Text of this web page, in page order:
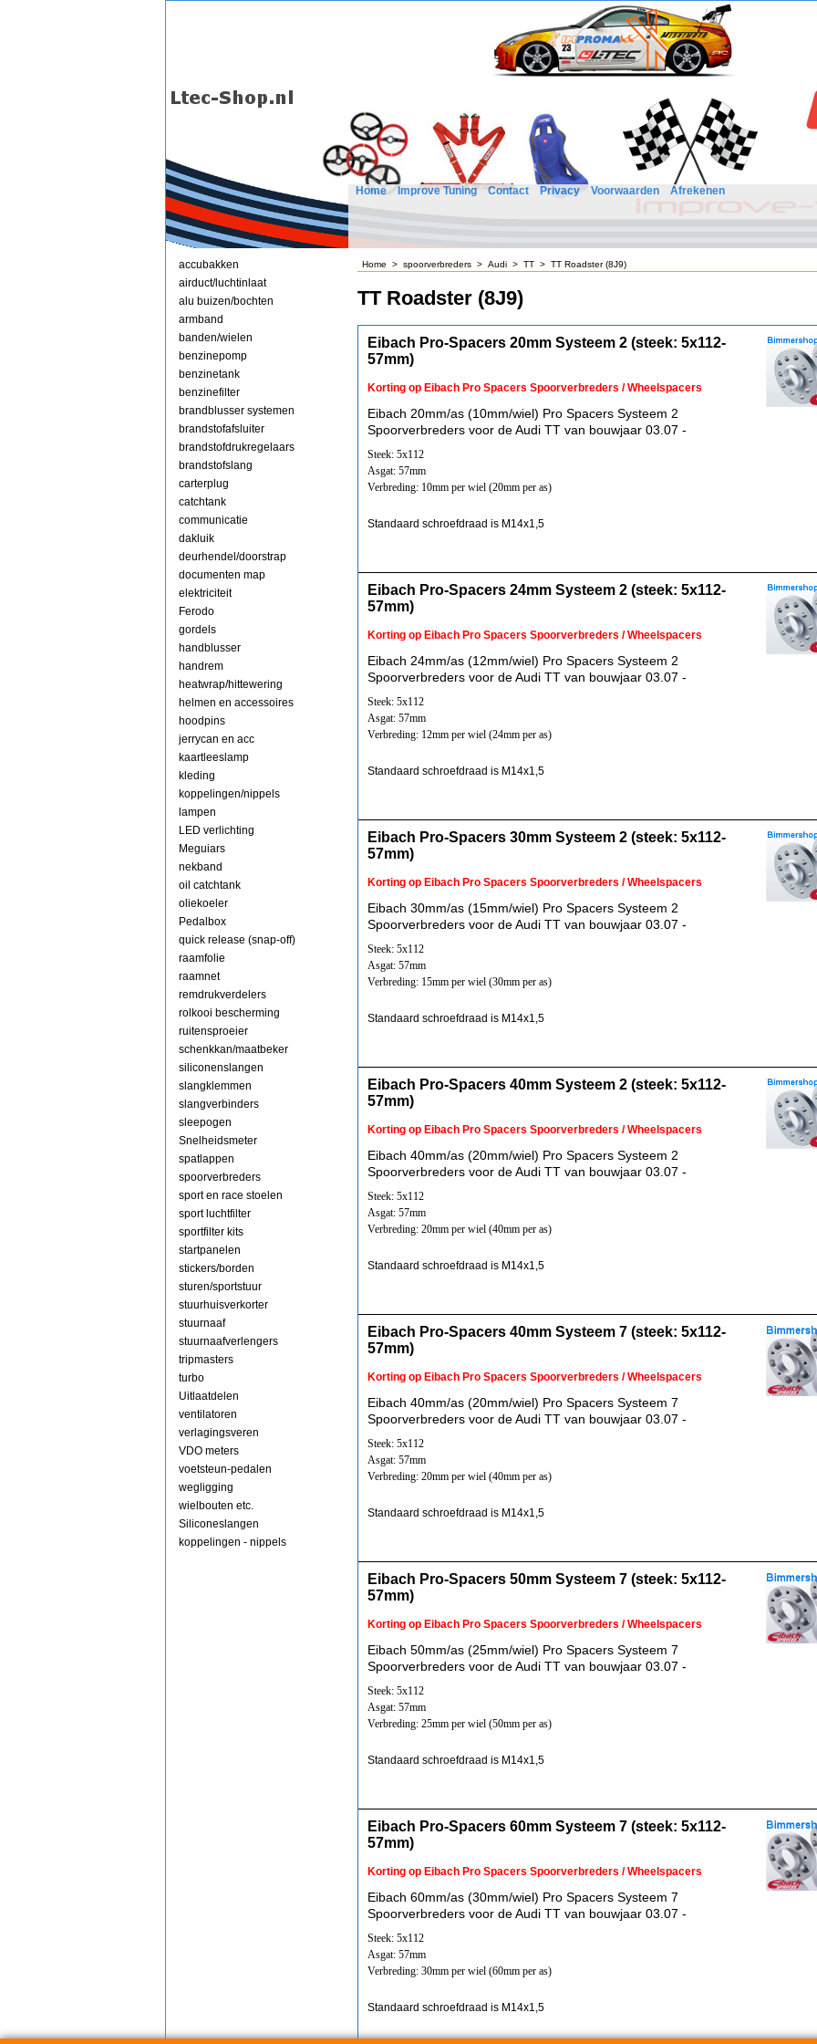
Home Improve Tuning Contact Privacy Voorwaarden Afrekenen
accubakken
airduct/luchtinlaat
alu buizen/bochten
armband
banden/wielen
benzinepomp
benzinetank
benzinefilter
brandblusser systemen
brandstofafsluiter
brandstofdrukregelaars
brandstofslang
carterplug
catchtank
communicatie
dakluik
deurhendel/doorstrap
documenten map
elektriciteit
Ferodo
gordels
handblusser
handrem
heatwrap/hittewering
helmen en accessoires
hoodpins
jerrycan en acc
kaartleeslamp
kleding
koppelingen/nippels
lampen
LED verlichting
Meguiars
nekband
oil catchtank
oliekoeler
Pedalbox
quick release (snap-off)
raamfolie
raamnet
remdrukverdelers
rolkooi bescherming
ruitensproeier
schenkkan/maatbeker
siliconenslangen
slangklemmen
slangverbinders
sleepogen
Snelheidsmeter
spatlappen
spoorverbreders
sport en race stoelen
sport luchtfilter
sportfilter kits
startpanelen
stickers/borden
sturen/sportstuur
stuurhuisverkorter
stuurnaaf
stuurnaafverlengers
tripmasters
turbo
Uitlaatdelen
ventilatoren
verlagingsveren
VDO meters
voetsteun-pedalen
wegligging
wielbouten etc.
Siliconeslangen
koppelingen - nippels
Home > spoorverbreders > Audi > TT > TT Roadster (8J9)
TT Roadster (8J9)
Eibach Pro-Spacers 20mm Systeem 2 (steek: 5x112-
57mm)
Korting op Eibach Pro Spacers Spoorverbreders / Wheelspacers
Eibach 20mm/as (10mm/wiel) Pro Spacers Systeem 2
Spoorverbreders voor de Audi TT van bouwjaar 03.07 -
Steek: 5x112
Asgat: 57mm
Verbreding: 10mm per wiel (20mm per as)
Standaard schroefdraad is M14x1,5
Eibach Pro-Spacers 24mm Systeem 2 (steek: 5x112-
57mm)
Korting op Eibach Pro Spacers Spoorverbreders / Wheelspacers
Eibach 24mm/as (12mm/wiel) Pro Spacers Systeem 2
Spoorverbreders voor de Audi TT van bouwjaar 03.07 -
Steek: 5x112
Asgat: 57mm
Verbreding: 12mm per wiel (24mm per as)
Standaard schroefdraad is M14x1,5
Eibach Pro-Spacers 30mm Systeem 2 (steek: 5x112-
57mm)
Korting op Eibach Pro Spacers Spoorverbreders / Wheelspacers
Eibach 30mm/as (15mm/wiel) Pro Spacers Systeem 2
Spoorverbreders voor de Audi TT van bouwjaar 03.07 -
Steek: 5x112
Asgat: 57mm
Verbreding: 15mm per wiel (30mm per as)
Standaard schroefdraad is M14x1,5
Eibach Pro-Spacers 40mm Systeem 2 (steek: 5x112-
57mm)
Korting op Eibach Pro Spacers Spoorverbreders / Wheelspacers
Eibach 40mm/as (20mm/wiel) Pro Spacers Systeem 2
Spoorverbreders voor de Audi TT van bouwjaar 03.07 -
Steek: 5x112
Asgat: 57mm
Verbreding: 20mm per wiel (40mm per as)
Standaard schroefdraad is M14x1,5
Eibach Pro-Spacers 40mm Systeem 7 (steek: 5x112-
57mm)
Korting op Eibach Pro Spacers Spoorverbreders / Wheelspacers
Eibach 40mm/as (20mm/wiel) Pro Spacers Systeem 7
Spoorverbreders voor de Audi TT van bouwjaar 03.07 -
Steek: 5x112
Asgat: 57mm
Verbreding: 20mm per wiel (40mm per as)
Standaard schroefdraad is M14x1,5
Eibach Pro-Spacers 50mm Systeem 7 (steek: 5x112-
57mm)
Korting op Eibach Pro Spacers Spoorverbreders / Wheelspacers
Eibach 50mm/as (25mm/wiel) Pro Spacers Systeem 7
Spoorverbreders voor de Audi TT van bouwjaar 03.07 -
Steek: 5x112
Asgat: 57mm
Verbreding: 25mm per wiel (50mm per as)
Standaard schroefdraad is M14x1,5
Eibach Pro-Spacers 60mm Systeem 7 (steek: 5x112-
57mm)
Korting op Eibach Pro Spacers Spoorverbreders / Wheelspacers
Eibach 60mm/as (30mm/wiel) Pro Spacers Systeem 7
Spoorverbreders voor de Audi TT van bouwjaar 03.07 -
Steek: 5x112
Asgat: 57mm
Verbreding: 30mm per wiel (60mm per as)
Standaard schroefdraad is M14x1,5